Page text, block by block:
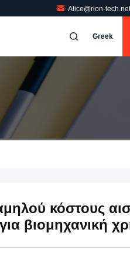
Alice@rion-
Greek
κόστους
βιομηχανική